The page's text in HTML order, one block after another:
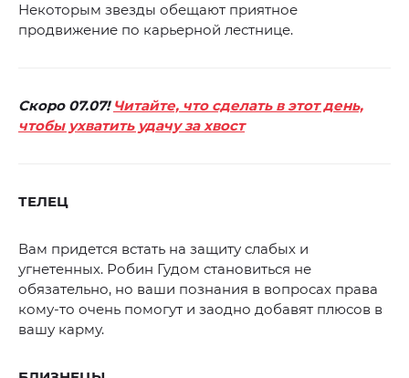
Некоторым звезды обещают приятное
продвижение по карьерной лестнице.
Скоро 07.07! Читайте, что сделать в этот день,
чтобы ухватить удачу за хвост
ТЕЛЕЦ
Вам придется встать на защиту слабых и
угнетенных. Робин Гудом становиться не
обязательно, но ваши познания в вопросах права
кому-то очень помогут и заодно добавят плюсов в
вашу карму.